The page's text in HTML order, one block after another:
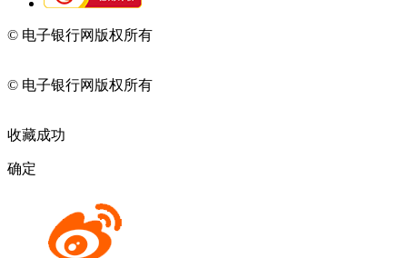
© 电子银行网版权所有
© 电子银行网版权所有
收藏成功
确定